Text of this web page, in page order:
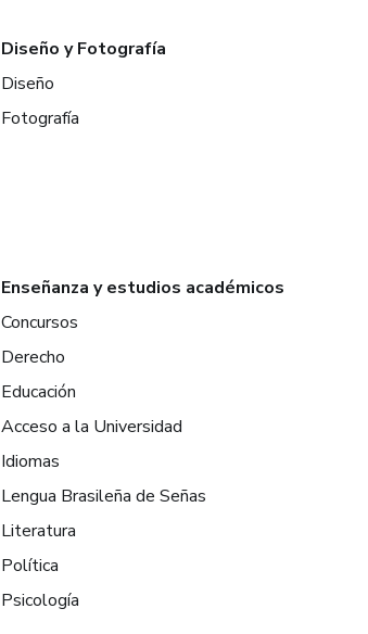
Diseño y Fotografía
Diseño
Fotografía
Enseñanza y estudios académicos
Concursos
Derecho
Educación
Acceso a la Universidad
Idiomas
Lengua Brasileña de Señas
Literatura
Política
Psicología